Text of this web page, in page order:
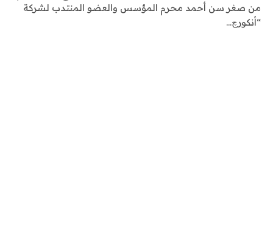
من صغر سن أحمد محرم المؤسس والعضو المنتدب لشركة
“أنكورچ…